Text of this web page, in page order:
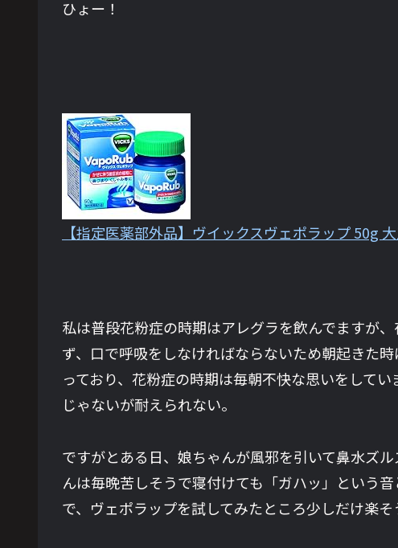
ひょー！
【指定医薬部外品】ヴイックスヴェポラップ 50g
私は普段花粉症の時期はアレグラを飲んでますが
ず、口で呼吸をしなければならないため朝起きた
っており、花粉症の時期は毎朝不快な思いをして
じゃないが耐えられない。
ですがとある日、娘ちゃんが風邪を引いて鼻水ズ
んは毎晩苦しそうで寝付けても「ガハッ」という
で、ヴェポラップを試してみたところ少しだけ楽そ